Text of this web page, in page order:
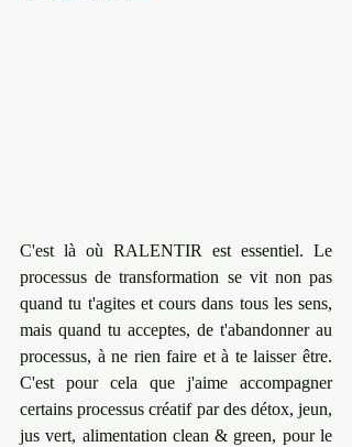
C'est là où RALENTIR est essentiel. ﻿Le
processus de transformation se vit non pas
quand tu t'agites et cours dans tous les sens,
mais quand tu acceptes, de t'abandonner au
processus, à ne rien faire et à te laisser être.
C'est pour cela que j'aime accompagner
certains processus créatif par des détox, jeun,
jus vert, alimentation clean & green, pour le